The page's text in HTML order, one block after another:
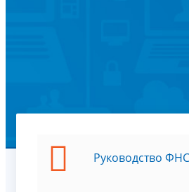
Руководство